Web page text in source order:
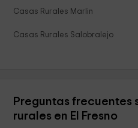
Casas Rurales Marlin
Casas Rurales Salobralejo
Preguntas frecuentes
rurales en El Fresno